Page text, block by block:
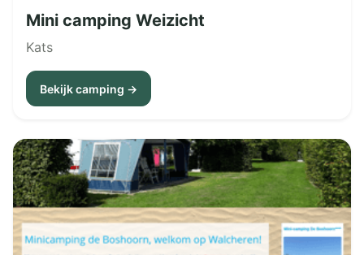
Mini camping Weizicht
Kats
Bekijk camping →